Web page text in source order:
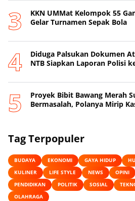
KKN UMMat Kelompok 55
Gelar Turnamen Sepak Bola
Diduga Palsukan Dokumen
NTB Siapkan Laporan Polisi
Proyek Bibit Bawang Merah
Bermasalah, Polanya Mirip
Tag Terpopuler
BUDAYA EKONOMI GAYA HIDUP
KULINER
LIFE STYLE NEWS OPINI
PENDIDIKAN
POLITIK SOSIAL
OLAHRAGA